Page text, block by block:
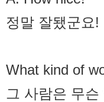
정말 잘됐군요!
What kind of
그 사람은 무